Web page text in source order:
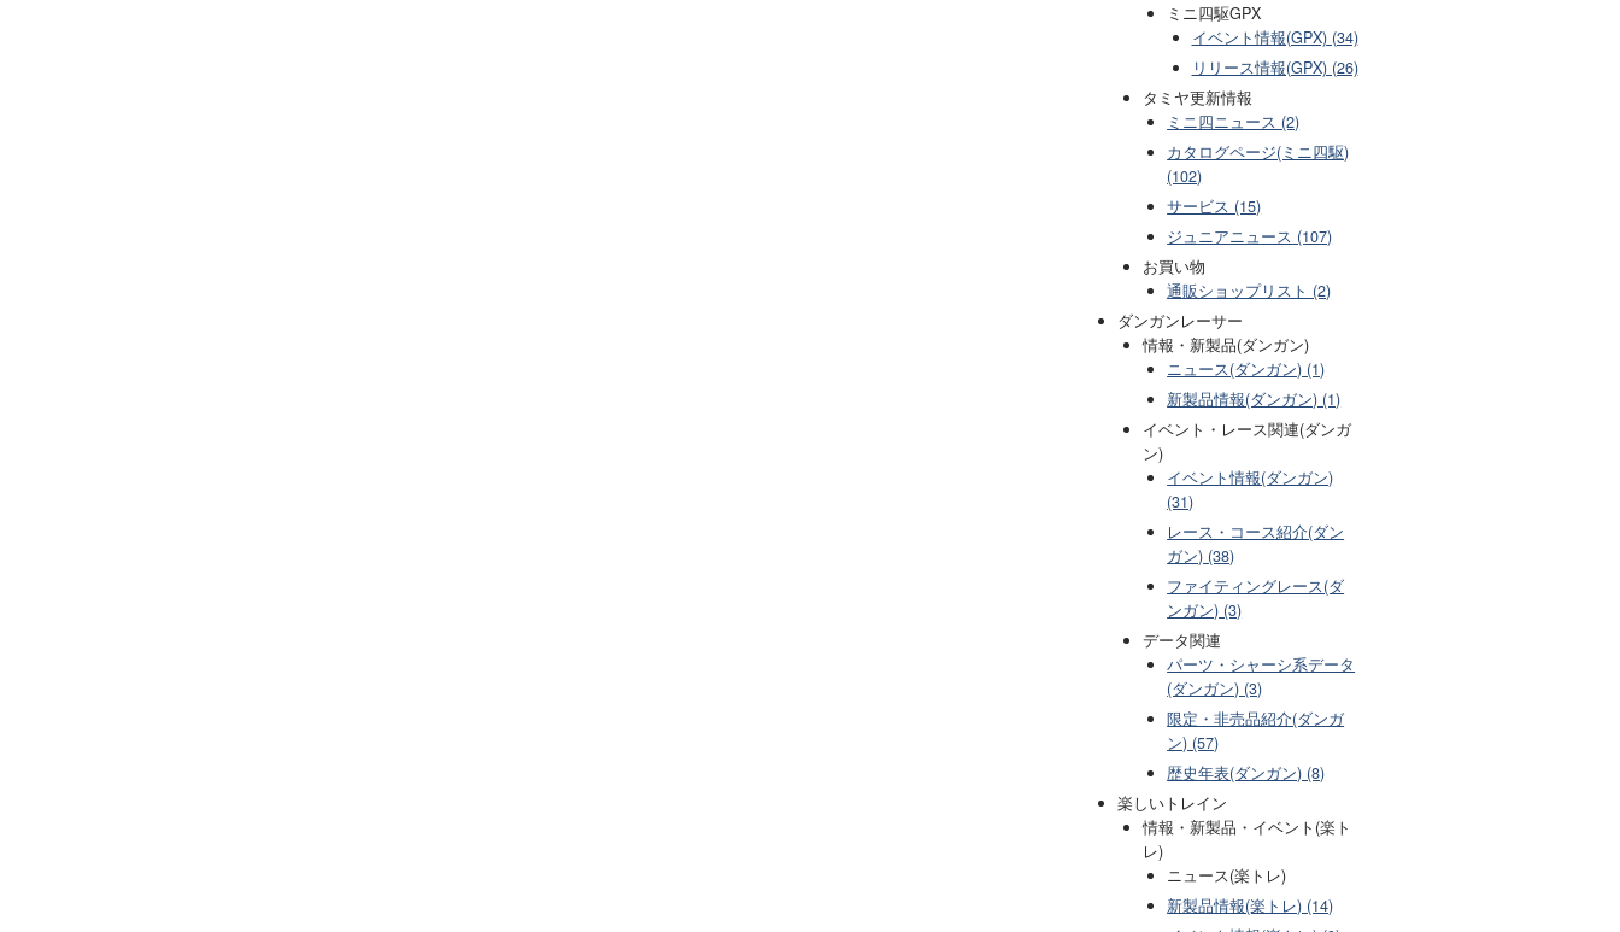
ミニ四駆GPX
イベント情報(GPX) (34)
リリース情報(GPX) (26)
タミヤ更新情報
ミニ四ニュース (2)
カタログページ(ミニ四駆)
(102)
サービス (15)
ジュニアニュース (107)
お買い物
通販ショップリスト (2)
ダンガンレーサー
情報・新製品(ダンガン)
ニュース(ダンガン) (1)
新製品情報(ダンガン) (1)
イベント・レース関連(ダンガ
ン)
イベント情報(ダンガン)
(31)
レース・コース紹介(ダン
ガン) (38)
ファイティングレース(ダ
ンガン) (3)
データ関連
パーツ・シャーシ系データ
(ダンガン) (3)
限定・非売品紹介(ダンガ
ン) (57)
歴史年表(ダンガン) (8)
楽しいトレイン
情報・新製品・イベント(楽ト
レ)
ニュース(楽トレ)
新製品情報(楽トレ) (14)